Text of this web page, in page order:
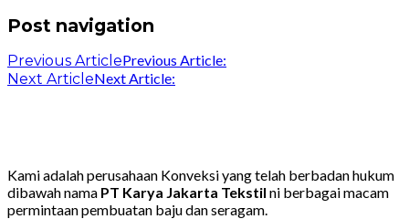
Post navigation
Previous ArticlePrevious Article:
Next ArticleNext Article:
Kami adalah perusahaan Konveksi yang telah berbadan hukum
dibawah nama PT Karya Jakarta Tekstil ni berbagai macam
permintaan pembuatan baju dan seragam.